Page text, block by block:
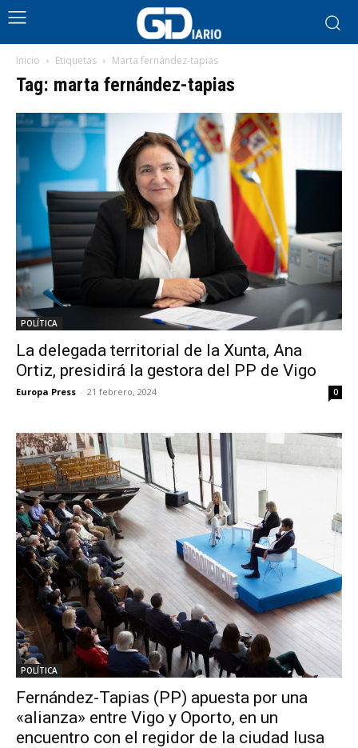
Inicio Etiquetas Marta fernández-tapias
Tag: marta fernández-tapias
POLÍTICA
La delegada territorial de la Xunta, Ana
Ortiz, presidirá la gestora del PP de Vigo
Europa Press - 21 febrero, 2024 0
POLÍTICA
Fernández-Tapias (PP) apuesta por una
«alianza» entre Vigo y Oporto, en un
encuentro con el regidor de la ciudad lusa